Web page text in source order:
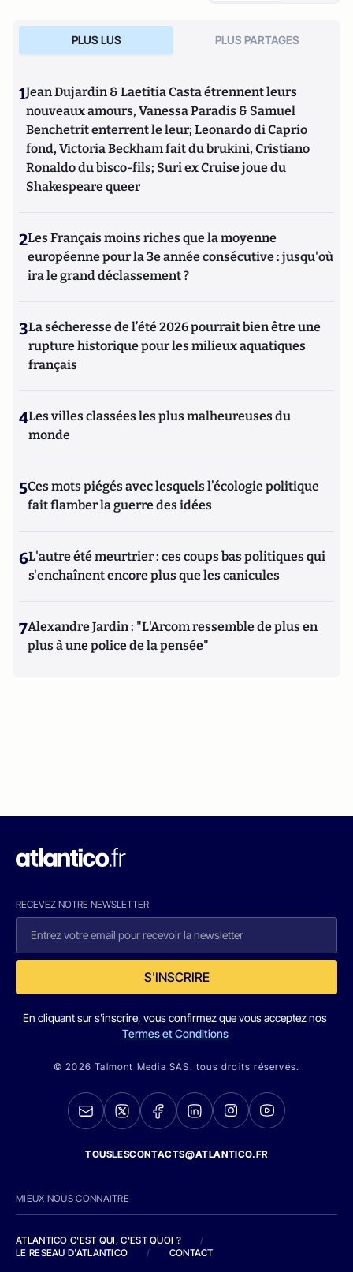
PLUS LUS PLUS PARTAGES
1Jean Dujardin & Laetitia Casta étrennent leurs
nouveaux amours, Vanessa Paradis & Samuel
Benchetrit enterrent le leur; Leonardo di Caprio
fond, Victoria Beckham fait du brukini, Cristiano
Ronaldo du bisco-fils; Suri ex Cruise joue du
Shakespeare queer
2Les Français moins riches que la moyenne
européenne pour la 3e année consécutive : jusqu'où
ira le grand déclassement ?
3La sécheresse de l’été 2026 pourrait bien être une
rupture historique pour les milieux aquatiques
français
4Les villes classées les plus malheureuses du
monde
5Ces mots piégés avec lesquels l’écologie politique
fait flamber la guerre des idées
6L'autre été meurtrier : ces coups bas politiques qui
s'enchaînent encore plus que les canicules
7Alexandre Jardin : "L'Arcom ressemble de plus en
plus à une police de la pensée"
RECEVEZ NOTRE NEWSLETTER
S'INSCRIRE
En cliquant sur s'inscrire, vous confirmez que vous acceptez nos
Termes et Conditions
© 2026 Talmont Media SAS. tous droits réservés.
TOUSLESCONTACTS@ATLANTICO.FR
MIEUX NOUS CONNAITRE
ATLANTICO C'EST QUI, C'EST QUOI ?
/
LE RESEAU D'ATLANTICO
/ CONTACT